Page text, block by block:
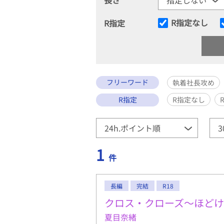
R指定
R指定なし
フリーワード
執着社長攻め
R指定
R指定なし
1 件
長編 完結 R18
クロス・クローズ～ほど
夏目奈緒